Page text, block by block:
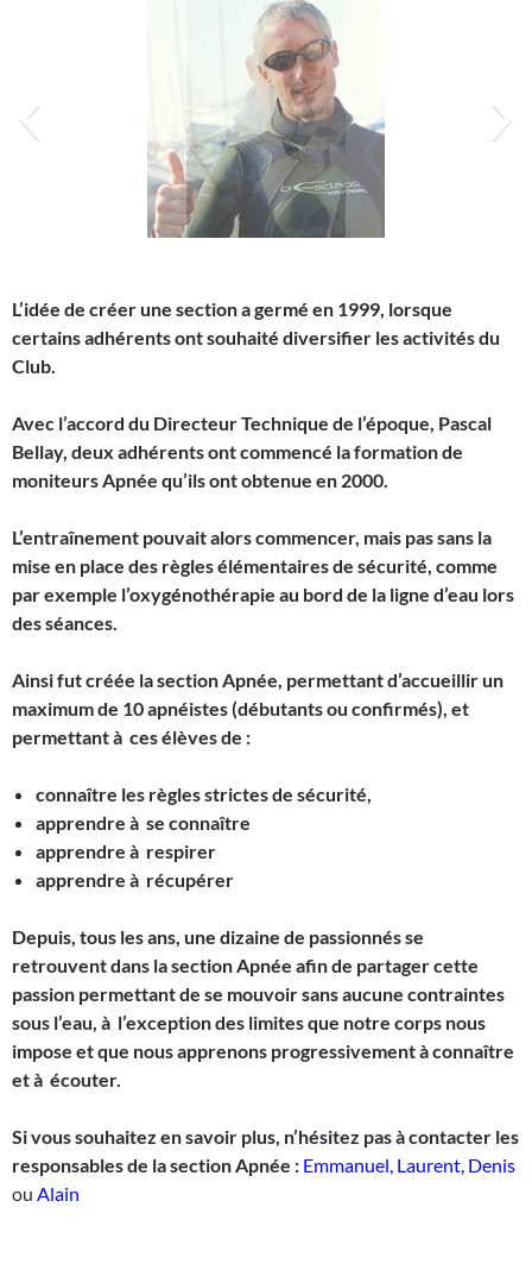
manu
Alain
L’idée de créer une section a germé en 1999, lorsque
certains adhérents ont souhaité diversifier les activités du
Club.
Avec l’accord du Directeur Technique de l’époque, Pascal
Bellay, deux adhérents ont commencé la formation de
moniteurs Apnée qu’ils ont obtenue en 2000.
L’entraînement pouvait alors commencer, mais pas sans la
mise en place des règles élémentaires de sécurité, comme
par exemple l’oxygénothérapie au bord de la ligne d’eau lors
des séances.
Ainsi fut créée la section Apnée, permettant d’accueillir un
maximum de 10 apnéistes (débutants ou confirmés), et
permettant à ces élèves de :
connaître les règles strictes de sécurité,
apprendre à se connaître
apprendre à respirer
apprendre à récupérer
Depuis, tous les ans, une dizaine de passionnés se
retrouvent dans la section Apnée afin de partager cette
passion permettant de se mouvoir sans aucune contraintes
sous l’eau, à l’exception des limites que notre corps nous
impose et que nous apprenons progressivement à connaître
et à écouter.
Si vous souhaitez en savoir plus, n’hésitez pas à contacter les
responsables de la section Apnée : Emmanuel, Laurent, Denis
ou Alain